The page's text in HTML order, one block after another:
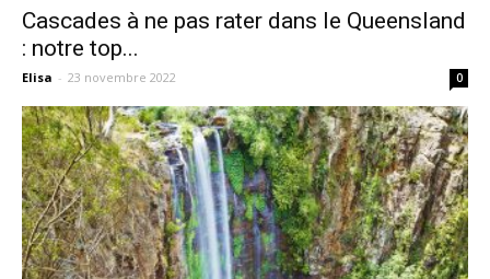
Cascades à ne pas rater dans le Queensland
: notre top...
Elisa - 23 novembre 2022 0